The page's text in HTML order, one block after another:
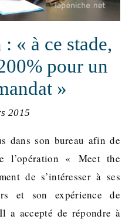
« à ce stade,
pour un
»
2015
l’opération « Meet the
de s’intéresser à ses
et son expérience de
a accepté de répondre à